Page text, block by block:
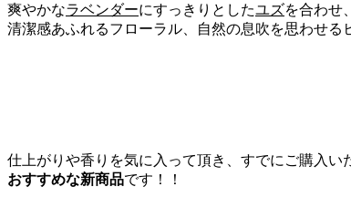
爽やかなラベンダーにすっきりとしたユズを合わせ、
清潔感あふれるフローラル、自然の息吹を思わせる
どちらともとって
仕上がりや香りを気に入って頂き、すでにご購入い
おすすめな新商品です！！